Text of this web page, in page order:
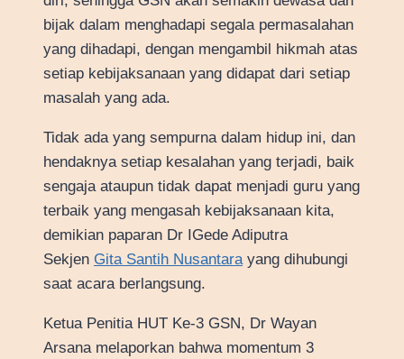
bijak dalam menghadapi segala permasalahan
yang dihadapi, dengan mengambil hikmah atas
setiap kebijaksanaan yang didapat dari setiap
masalah yang ada.
Tidak ada yang sempurna dalam hidup ini, dan
hendaknya setiap kesalahan yang terjadi, baik
sengaja ataupun tidak dapat menjadi guru yang
terbaik yang mengasah kebijaksanaan kita,
demikian paparan Dr IGede Adiputra
Sekjen Gita Santih Nusantara yang dihubungi
saat acara berlangsung.
Ketua Penitia HUT Ke-3 GSN, Dr Wayan
Arsana melaporkan bahwa momentum 3